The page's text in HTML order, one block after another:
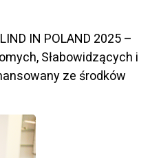
IN POLAND 2025 –
Słabowidzących i
ze środków